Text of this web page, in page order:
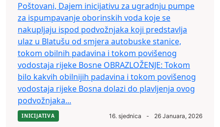
Poštovani, Dajem inicijativu za ugradnju pumpe
za ispumpavanje oborinskih voda koje se
nakupljaju ispod podvožnjaka koji predstavlja
ulaz u Blatušu od smjera autobuske stanice,
tokom obilnih padavina i tokom povišenog
vodostaja rijeke Bosne OBRAZLOŽENJE: Tokom
bilo kakvih obilnijih padavina i tokom povišenog
vodostaja rijeke Bosna dolazi do plavljenja ovog
podvožnjaka...
INICIJATIVA 16. sjednica - 26 Januara, 2026